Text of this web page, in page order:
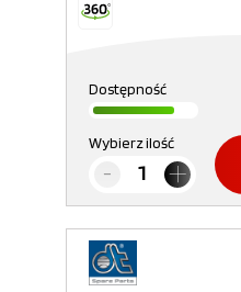
Dostępność
Wybierz ilość